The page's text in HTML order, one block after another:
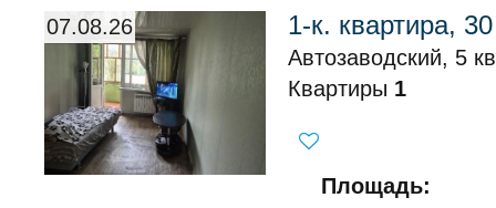
07.08.26 1-к. квартира,
Автозаводский, 5
Квартиры 1
Площадь: